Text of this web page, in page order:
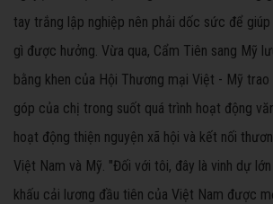
tay trắng lập nghiệp nên phải dốc sức để
gì được hưởng. Vừa qua, Cẩm Tiên sang Mỹ
bằng khen của Hội Thương mại Việt - Mỹ
góp của chị trong suốt quá trình hoạt động
hoạt động thiện nguyện xã hội và kết nối
Việt Nam và Mỹ. "Đối với tôi, đây là vinh dự
khấu cải lương đầu tiên của Việt Nam được